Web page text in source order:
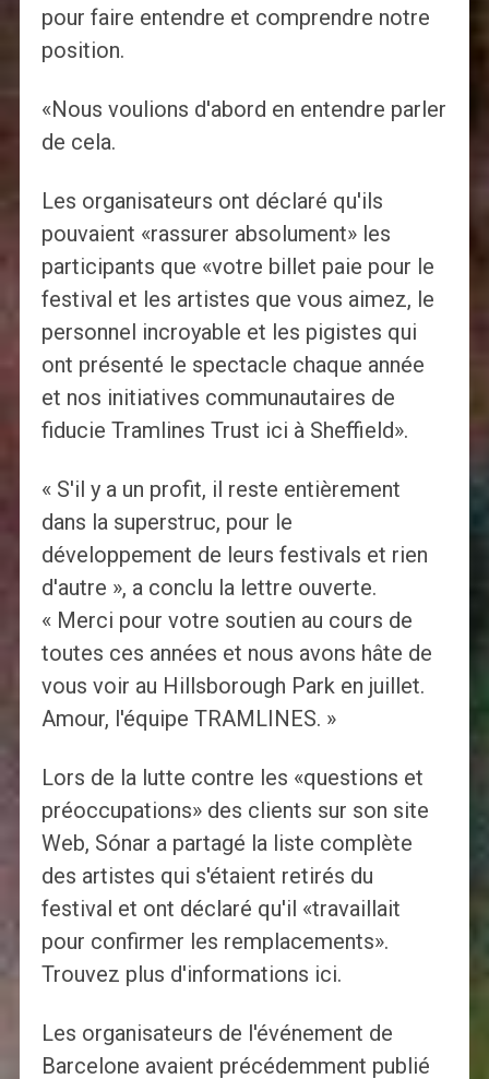
pour faire entendre et comprendre notre
position.
«Nous voulions d'abord en entendre parler
de cela.
Les organisateurs ont déclaré qu'ils
pouvaient «rassurer absolument» les
participants que «votre billet paie pour le
festival et les artistes que vous aimez, le
personnel incroyable et les pigistes qui
ont présenté le spectacle chaque année
et nos initiatives communautaires de
fiducie Tramlines Trust ici à Sheffield».
« S'il y a un profit, il reste entièrement
dans la superstruc, pour le
développement de leurs festivals et rien
d'autre », a conclu la lettre ouverte.
« Merci pour votre soutien au cours de
toutes ces années et nous avons hâte de
vous voir au Hillsborough Park en juillet.
Amour, l'équipe TRAMLINES. »
Lors de la lutte contre les «questions et
préoccupations» des clients sur son site
Web, Sónar a partagé la liste complète
des artistes qui s'étaient retirés du
festival et ont déclaré qu'il «travaillait
pour confirmer les remplacements».
Trouvez plus d'informations ici.
Les organisateurs de l'événement de
Barcelone avaient précédemment publié